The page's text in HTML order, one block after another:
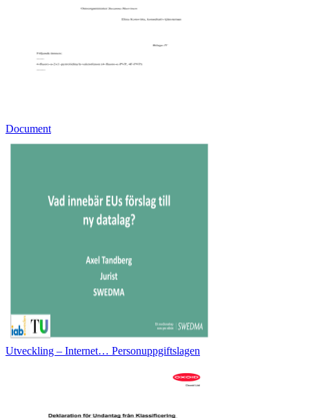
Document
Utveckling – Internet… Personuppgiftslagen